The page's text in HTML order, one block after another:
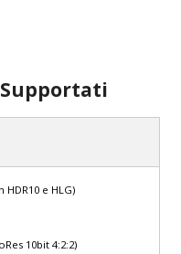
HDR10 e HLG)
10bit 4:2:2)